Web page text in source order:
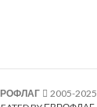
2005-2025